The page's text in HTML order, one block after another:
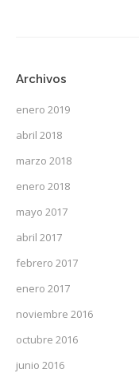
Archivos
enero 2019
abril 2018
marzo 2018
enero 2018
mayo 2017
abril 2017
febrero 2017
enero 2017
noviembre 2016
octubre 2016
junio 2016